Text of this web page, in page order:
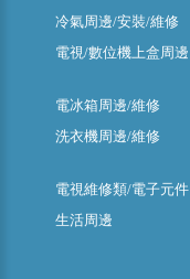
冷氣周邊/安裝/維修
電視/數位機上盒周邊
電冰箱周邊/維修
洗衣機周邊/維修
電視維修類/電子元件
生活周邊